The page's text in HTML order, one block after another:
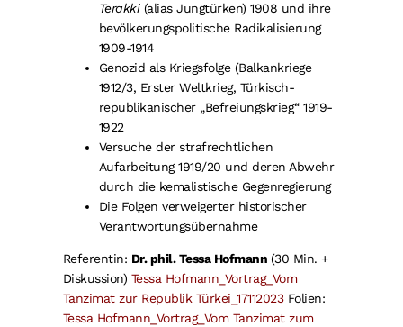
Terakki(alias Jungtürken) 1908 und ihre
bevölkerungspolitische Radikalisierung
1909-1914
Genozid als Kriegsfolge (Balkankriege
1912/3, Erster Weltkrieg, Türkisch-
republikanischer „Befreiungskrieg“ 1919-
1922
Versuche der strafrechtlichen
Aufarbeitung 1919/20 und deren Abwehr
durch die kemalistische Gegenregierung
Die Folgen verweigerter historischer
Verantwortungsübernahme
Referentin: Dr. phil. Tessa Hofmann (30 Min. +
Diskussion) Tessa Hofmann_Vortrag_Vom
Tanzimat zur Republik Türkei_17112023Folien:
Tessa Hofmann_Vortrag_Vom Tanzimat zum